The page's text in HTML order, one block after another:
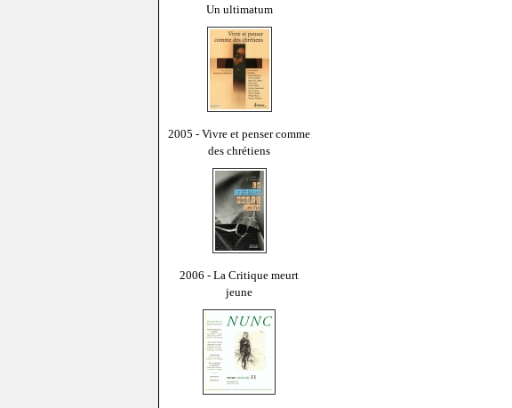
Un ultimatum
2005 - Vivre et penser comme
des chrétiens
2006 - La Critique meurt
jeune